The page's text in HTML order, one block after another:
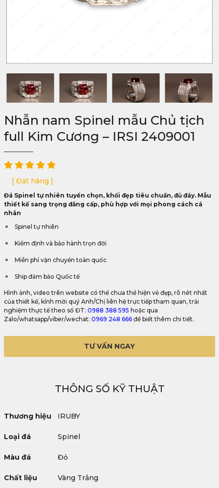
Nhẫn nam Spinel mẫu Chủ tịch
full Kim Cương – IRSI 2409001
[ Đặt hàng ]
Đá Spinel tự nhiên tuyển chọn, khối đẹp tiêu chuẩn, đủ đáy. Mẫu
thiết kế sang trọng đẳng cấp, phù hợp với mọi phong cách cá
nhân
Spinel tự nhiên
Kiểm định và bảo hành trọn đời
Miễn phí vận chuyển toàn quốc
Ship đảm bảo Quốc tế
Hình ảnh, video trên website có thể chưa thể hiện vẻ đẹp, rõ nét nhất
của thiết kế, kính mời quý Anh/Chị liên hệ trực tiếp tham quan, trải
nghiệm thực tế theo số ĐT: 0988 388 595 hoặc qua
Zalo/whatsapp/viber/wechat: 0969 248 666 để biết thêm chi tiết.
TƯ VẤN NGAY
THÔNG SỐ KỸ THUẬT
Thương hiệu IRUBY
Loại đá Spinel
Màu đá Đỏ
Chất liệu Vàng Trắng